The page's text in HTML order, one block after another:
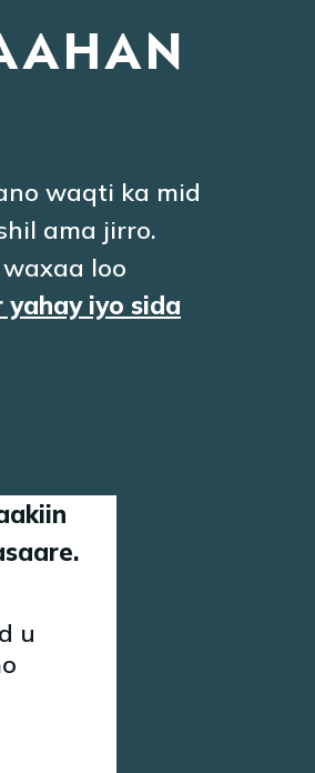
waqti ka mid
ama jirro.
loo
iyo sida
u